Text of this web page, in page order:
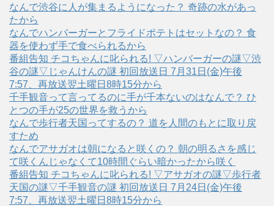
なんで渋谷に人が集まるようになった？ 奇跡の水があっ
たから
なんでハンバーガーとフライドポテトはセットなの？ 食
器を使わず手で食べられるから
番組告知 チコちゃんに叱られる! ▽ハンバーガーの謎▽渋
谷の謎▽じゃんけんの謎 初回放送日 7月31日(金)午後
7:57、再放送翌土曜日8時15分から
千手観音って言ってるのに手が千本ないのはなんで？ ひ
とつの手が25の世界を救うから
なんで歩行者天国ってするの？ 道を人間のもとに取り戻
すため
なんでアサガオは朝になると咲くの？ 朝の明るさを感じ
て咲くんじゃなくて10時間ぐらい暗かったから咲く
番組告知 チコちゃんに叱られる! ▽アサガオの謎▽歩行者
天国の謎▽千手観音の謎 初回放送日 7月24日(金)午後
7:57、再放送翌土曜日8時15分から